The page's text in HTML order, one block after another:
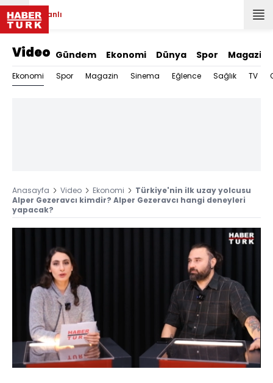
Canlı
Video Gündem Ekonomi Dünya Spor Magazin
Ekonomi Spor Magazin Sinema Eğlence Sağlık TV
Anasayfa Video Ekonomi
Türkiye'nin ilk uzay yolcusu
Alper Gezeravcı kimdir? Alper Gezeravcı hangi deneyleri
yapacak?
Sesi
Aç
Yüklendi
8.74%
Oynatma
Hızı